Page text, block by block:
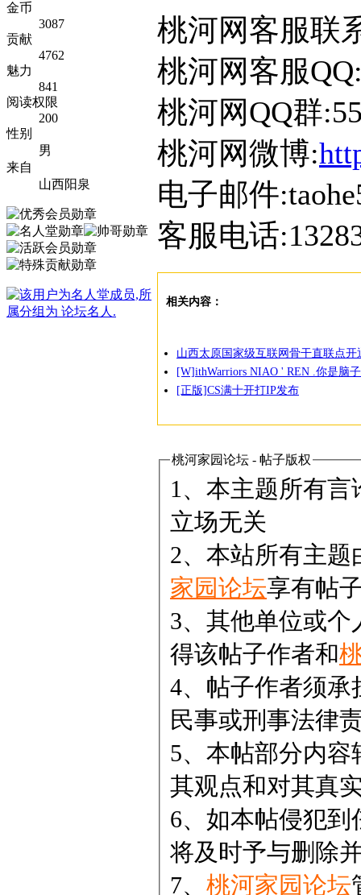
金币
3087
贡献
4762
魅力
841
阅读权限
200
性别
男
来自
山西阳泉
桃河网客服联
桃河网客服
桃河网QQ群
桃河网微博:
电子邮件
客服电话
相关内容：
山西太原国家级互联网骨干直联点开
[W]ithWarriors NIAO ' REN .你是脑
[正版]CS满十开打IP发布
桃河家园论坛 - 帖子版权
1、本主题所有
立场无关
2、本站所有主
家园论坛享有帖
3、其他单位或
得该帖子作者和
4、帖子作者须
民事或刑事法律
5、本帖部分内
其观点和对其真
6、如本帖侵犯
将及时予与删除
7、 桃河家园论坛